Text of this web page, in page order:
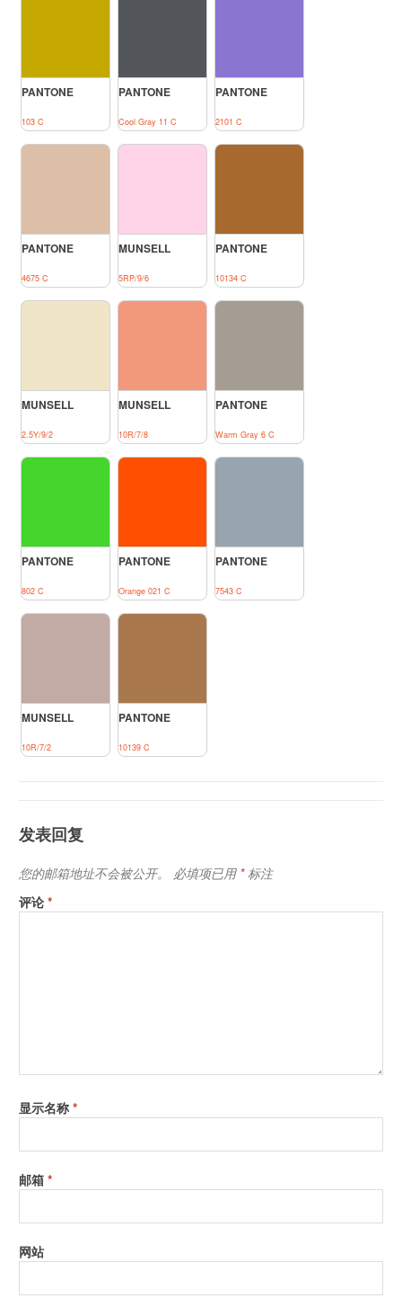
PANTONE
103 C
PANTONE
Cool Gray 11 C
PANTONE
2101 C
PANTONE
4675 C
MUNSELL
5RP/9/6
PANTONE
10134 C
MUNSELL
2.5Y/9/2
MUNSELL
10R/7/8
PANTONE
Warm Gray 6 C
PANTONE
802 C
PANTONE
Orange 021 C
PANTONE
7543 C
MUNSELL
10R/7/2
PANTONE
10139 C
发表回复
您的邮箱地址不会被公开。 必填项已用 *标注
评论*
显示名称*
邮箱*
网站